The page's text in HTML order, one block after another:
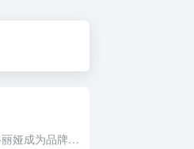
2026年6月，法国娇兰正式宣布演员佟丽娅成为品牌兰花大使。佟丽娅优雅坚韧的形象与娇兰高端护肤系列御廷兰花所蕴含的卓越生命力高度契合。作为核心推广的御廷兰花卓能焕活系列，其灵魂成分源自珍稀兰花，品牌凭...